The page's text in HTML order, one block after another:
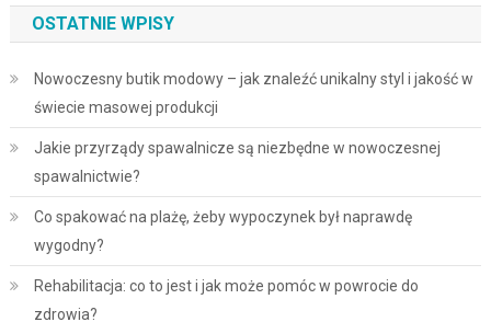
OSTATNIE WPISY
Nowoczesny butik modowy – jak znaleźć unikalny styl i jakość w
świecie masowej produkcji
Jakie przyrządy spawalnicze są niezbędne w nowoczesnej
spawalnictwie?
Co spakować na plażę, żeby wypoczynek był naprawdę
wygodny?
Rehabilitacja: co to jest i jak może pomóc w powrocie do
zdrowia?